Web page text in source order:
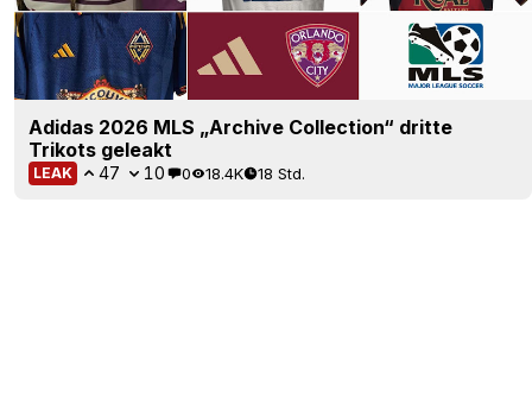
Adidas 2026 MLS „Archive Collection“ dritte
Trikots geleakt
LEAK 47 10 0 18.4K 18 Std.